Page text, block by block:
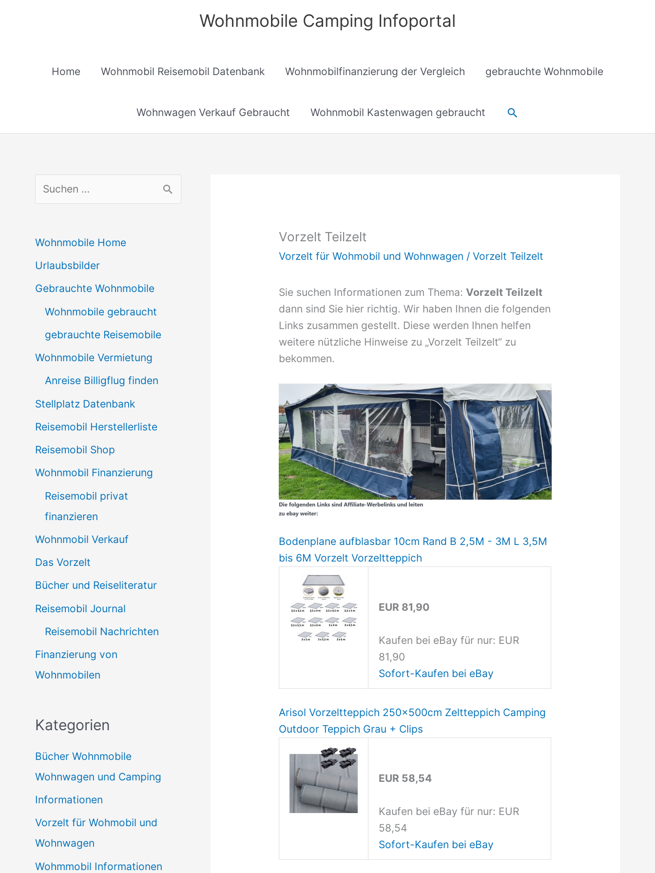
Wohnmobile Camping Infoportal
Home Wohnmobil Reisemobil Datenbank Wohnmobilfinanzierung der Vergleich gebrauchte Wohnmobile
Wohnwagen Verkauf Gebraucht Wohnmobil Kastenwagen gebraucht Suchen
u
h
e
n
Wohnmobile Home
Urlaubsbilder
Gebrauchte Wohnmobile
Wohnmobile gebraucht
gebrauchte Reisemobile
Wohnmobile Vermietung
Anreise Billigflug finden
Stellplatz Datenbank
Reisemobil Herstellerliste
Reisemobil Shop
Wohnmobil Finanzierung
Reisemobil privat
finanzieren
Wohnmobil Verkauf
Das Vorzelt
Bücher und Reiseliteratur
Reisemobil Journal
Reisemobil Nachrichten
Finanzierung von
Wohnmobilen
Kategorien
Bücher Wohnmobile
Wohnwagen und Camping
Informationen
Vorzelt für Wohmobil und
Wohnwagen
Wohmmobil Informationen
Vorzelt Teilzelt
Vorzelt für Wohmobil und Wohnwagen /Vorzelt Teilzelt
Sie suchen Informationen zum Thema:Vorzelt Teilzelt
dann sind Sie hier richtig. Wir haben Ihnen die folgenden
Links zusammen gestellt. Diese werden Ihnen helfen
weitere nützliche Hinweise zu „Vorzelt Teilzelt“ zu
bekommen.
Bodenplane aufblasbar 10cm Rand B 2,5M - 3M L 3,5M
bis 6M Vorzelt Vorzeltteppich
EUR 81,90
Kaufen bei eBay für nur: EUR
81,90
Sofort-Kaufen bei eBay
Arisol Vorzeltteppich 250x500cm Zeltteppich Camping
Outdoor Teppich Grau + Clips
EUR 58,54
Kaufen bei eBay für nur: EUR
58,54
Sofort-Kaufen bei eBay